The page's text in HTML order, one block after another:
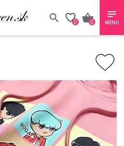
0 0 MENU